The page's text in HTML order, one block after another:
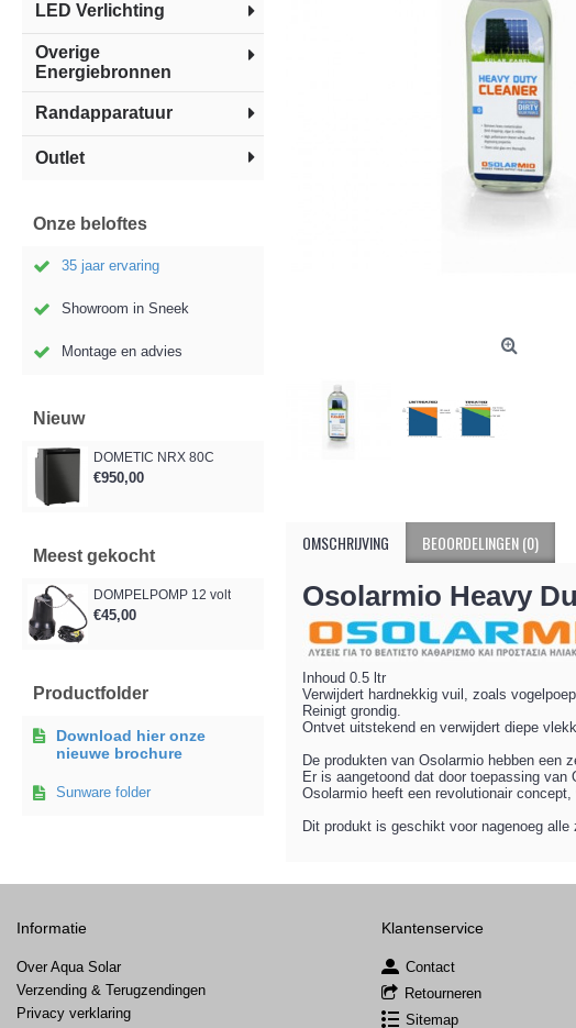
LED Verlichting
Overige
Energiebronnen
Randapparatuur
Outlet
Onze beloftes
35 jaar ervaring
Showroom in Sneek
Montage en advies
Nieuw
DOMETIC NRX 80C
€950,00
Meest gekocht
DOMPELPOMP 12 volt
€45,00
Productfolder
Download hier onze
nieuwe brochure
Sunware folder
OMSCHRIJVING BEOORDELINGEN (0)
Osolarmio Heavy
Inhoud 0.5 ltr
Verwijdert hardnekkig vuil, zoals
Reinigt grondig.
Ontvet uitstekend en verwijdert diepe
De produkten van Osolarmio hebben een
Er is aangetoond dat door toepassing
Osolarmio heeft een revolutionair
Dit produkt is geschikt voor nagenoeg alle
Informatie
Over Aqua Solar
Verzending & Terugzendingen
Privacy verklaring
Klantenservice
Contact
Retourneren
Sitemap